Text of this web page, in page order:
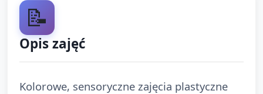
📝
Opis zajęć
Kolorowe, sensoryczne zajęcia plastyczne